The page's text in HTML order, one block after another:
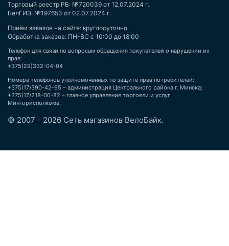
Торговый реестр РБ: №720039 от 12.07.2024 г.
БелГИЭ: №197653 от 02.07.2024 г.
Приём заказов на сайте: круглосуточно
Обработка заказов: ПН-ВС с 10:00 до 18:00
Телефон для связи по вопросам обращения покупателей о нарушении их
прав:
+375(29)332-04-04
Номера телефонов уполномоченных по защите прав потребителей:
+375(17)390-42-95 – администрация Центрального района г. Минска;
+375(17)218-00-82 – главное управление торговли и услуг
Мингорисполкома.
© 2007 - 2026 Сеть магазинов ВелоБайк.